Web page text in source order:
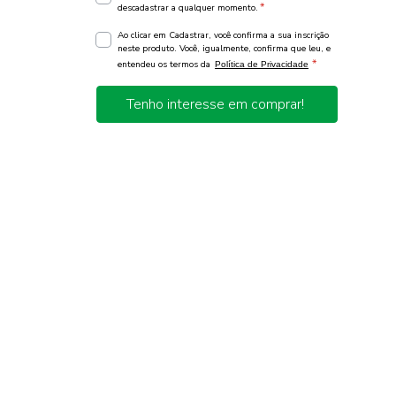
descadastrar a qualquer momento. *
Ao clicar em Cadastrar, você confirma a sua inscrição
neste produto. Você, igualmente, confirma que leu, e
entendeu os termos da Política de Privacidade *
Tenho interesse em comprar!